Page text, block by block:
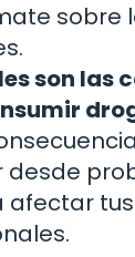
sobre
son las
desde
afectar